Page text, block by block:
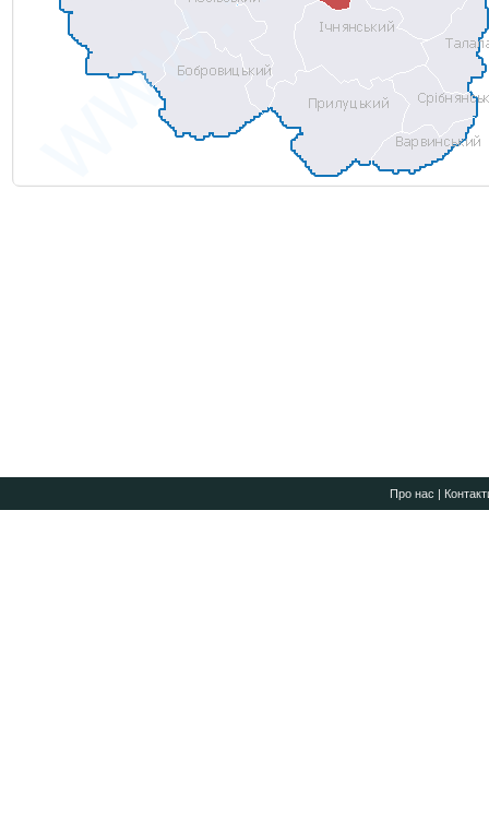
Про нас |